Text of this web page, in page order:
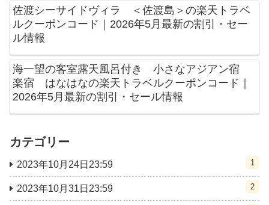
佐渡シーサイドヴィラ ＜佐渡島＞の楽天トラベ
ルクーポンコード｜2026年5月最新の割引・セー
ル情報
海一望の客室露天風呂付き 小さなアジアン宿
楽宿 はなはなの楽天トラベルクーポンコード｜
2026年5月最新の割引・セール情報
カテゴリー
2023年10月24日23:59 1
2023年10月31日23:59 2